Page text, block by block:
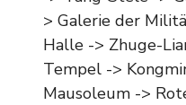
> Galerie der
Halle -> Zhuge-
Tempel ->
Mausoleum ->